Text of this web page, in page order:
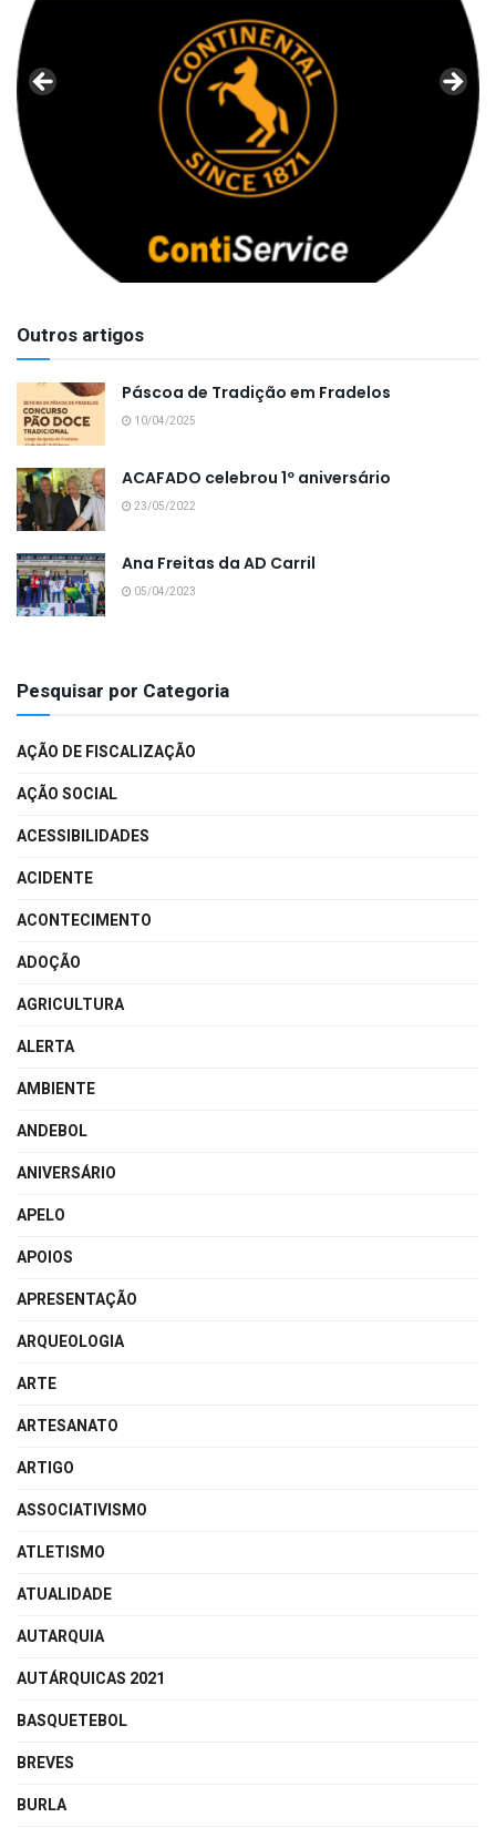
Outros artigos
Páscoa de Tradição em Fradelos
10/04/2025
ACAFADO celebrou 1º aniversário
23/05/2022
Ana Freitas da AD Carril
05/04/2023
Pesquisar por Categoria
AÇÃO DE FISCALIZAÇÃO
AÇÃO SOCIAL
ACESSIBILIDADES
ACIDENTE
ACONTECIMENTO
ADOÇÃO
AGRICULTURA
ALERTA
AMBIENTE
ANDEBOL
ANIVERSÁRIO
APELO
APOIOS
APRESENTAÇÃO
ARQUEOLOGIA
ARTE
ARTESANATO
ARTIGO
ASSOCIATIVISMO
ATLETISMO
ATUALIDADE
AUTARQUIA
AUTÁRQUICAS 2021
BASQUETEBOL
BREVES
BURLA